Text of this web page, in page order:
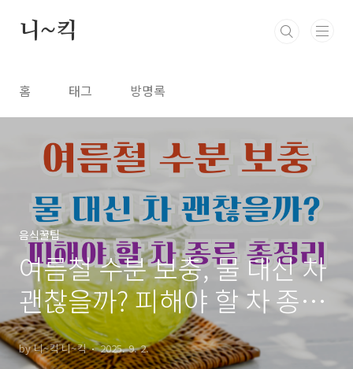
니~킥
홈 태그 방명록
음식꿀팁
여름철 수분 보충, 물 대신 차
괜찮을까? 피해야 할 차 종류
총정리
by 니~킥 니~킥 2025. 9. 2.